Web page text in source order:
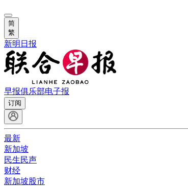
简
繁
新明日报
早报俱乐部电子报
订阅
最新
新加坡
民生民声
财经
新加坡股市